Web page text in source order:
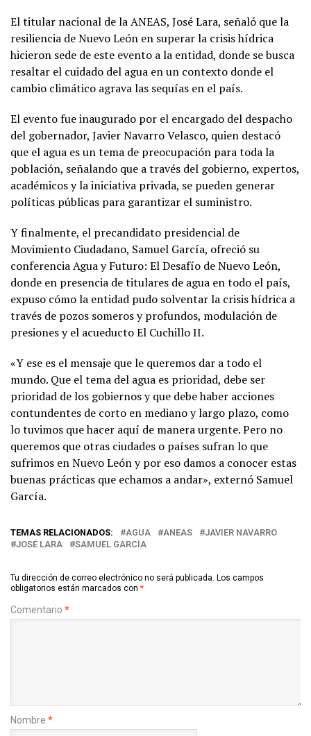
El titular nacional de la ANEAS, José Lara, señaló que la
resiliencia de Nuevo León en superar la crisis hídrica
hicieron sede de este evento a la entidad, donde se busca
resaltar el cuidado del agua en un contexto donde el
cambio climático agrava las sequías en el país.
El evento fue inaugurado por el encargado del despacho
del gobernador, Javier Navarro Velasco, quien destacó
que el agua es un tema de preocupación para toda la
población, señalando que a través del gobierno, expertos,
académicos y la iniciativa privada, se pueden generar
políticas públicas para garantizar el suministro.
Y finalmente, el precandidato presidencial de
Movimiento Ciudadano, Samuel García, ofreció su
conferencia Agua y Futuro: El Desafío de Nuevo León,
donde en presencia de titulares de agua en todo el país,
expuso cómo la entidad pudo solventar la crisis hídrica a
través de pozos someros y profundos, modulación de
presiones y el acueducto El Cuchillo II.
«Y ese es el mensaje que le queremos dar a todo el
mundo. Que el tema del agua es prioridad, debe ser
prioridad de los gobiernos y que debe haber acciones
contundentes de corto en mediano y largo plazo, como
lo tuvimos que hacer aquí de manera urgente. Pero no
queremos que otras ciudades o países sufran lo que
sufrimos en Nuevo León y por eso damos a conocer estas
buenas prácticas que echamos a andar», externó Samuel
García.
TEMAS RELACIONADOS: AGUA ANEAS
JAVIER NAVARRO
JOSÉ LARA
SAMUEL GARCÍA
Tu dirección de correo electrónico no será publicada. Los campos
obligatorios están marcados con *
Comentario *
Nombre *